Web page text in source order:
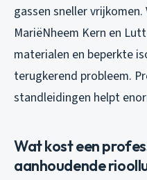
gassen sneller
MariëNheem Kern en
materialen en beperkte
terugkerend probleem.
standleidingen helpt
Wat kost een
aanhoudende